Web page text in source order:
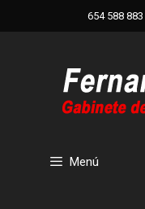
654 588 883
Menú